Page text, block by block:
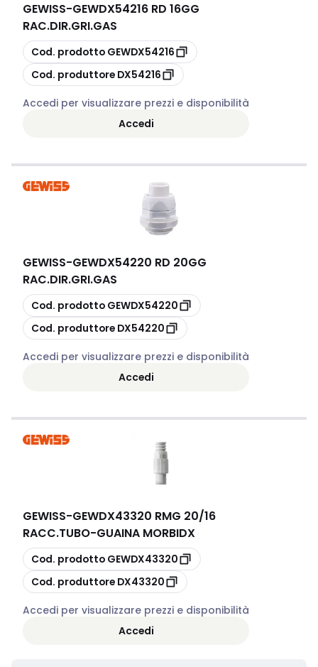
GEWISS-GEWDX54216 RD 16GG
RAC.DIR.GRI.GAS
copia
Cod. prodotto GEWDX54216
copia
Cod. produttore DX54216
Accedi per visualizzare prezzi e disponibilità
Accedi
GEWISS-GEWDX54220 RD 20GG
RAC.DIR.GRI.GAS
copia
Cod. prodotto GEWDX54220
copia
Cod. produttore DX54220
Accedi per visualizzare prezzi e disponibilità
Accedi
GEWISS-GEWDX43320 RMG 20/16
RACC.TUBO-GUAINA MORBIDX
copia
Cod. prodotto GEWDX43320
copia
Cod. produttore DX43320
Accedi per visualizzare prezzi e disponibilità
Accedi